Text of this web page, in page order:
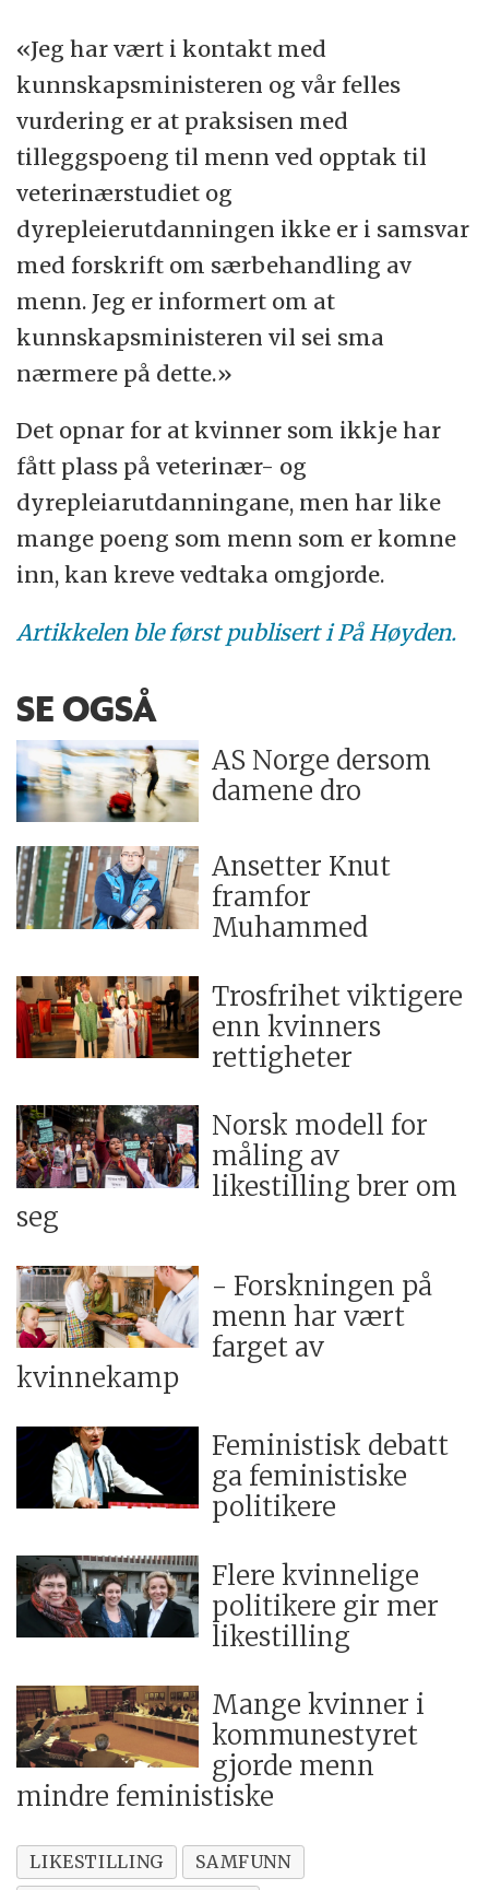
«Jeg har vært i kontakt med
kunnskapsministeren og vår felles
vurdering er at praksisen med
tilleggspoeng til menn ved opptak til
veterinærstudiet og
dyrepleierutdanningen ikke er i samsvar
med forskrift om særbehandling av
menn. Jeg er informert om at
kunnskapsministeren vil sei sma
nærmere på dette.»
Det opnar for at kvinner som ikkje har
fått plass på veterinær- og
dyrepleiarutdanningane, men har like
mange poeng som menn som er komne
inn, kan kreve vedtaka omgjorde.
Artikkelen ble først publisert i På Høyden.
SE OGSÅ
AS Norge dersom
damene dro
Ansetter Knut
framfor
Muhammed
Trosfrihet viktigere
enn kvinners
rettigheter
Norsk modell for
måling av
likestilling brer om
seg
- Forskningen på
menn har vært
farget av
kvinnekamp
Feministisk debatt
ga feministiske
politikere
Flere kvinnelige
politikere gir mer
likestilling
Mange kvinner i
kommunestyret
gjorde menn
mindre feministiske
LIKESTILLING
SAMFUNN